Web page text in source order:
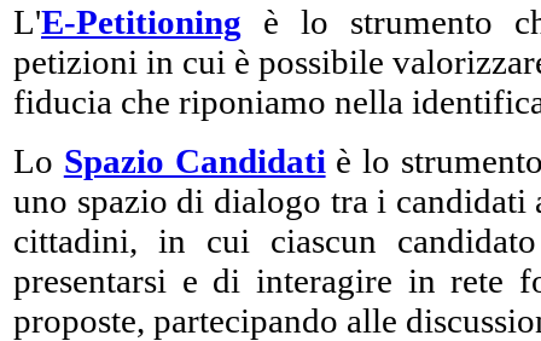
L'E-Petitioning è lo strumento
petizioni in cui è possibile
fiducia che riponiamo nella
Lo Spazio Candidati è lo
uno spazio di dialogo tra i
cittadini, in cui ciascun
presentarsi e di interagire in rete
proposte, partecipando alle